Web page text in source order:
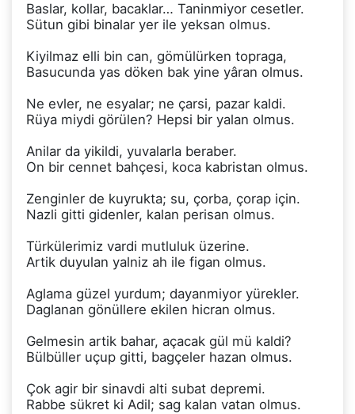
Baslar, kollar, bacaklar… Taninmiyor cesetler.
Sütun gibi binalar yer ile yeksan olmus.
Kiyilmaz elli bin can, gömülürken topraga,
Basucunda yas döken bak yine yâran olmus.
Ne evler, ne esyalar; ne çarsi, pazar kaldi.
Rüya miydi görülen? Hepsi bir yalan olmus.
Anilar da yikildi, yuvalarla beraber.
On bir cennet bahçesi, koca kabristan olmus.
Zenginler de kuyrukta; su, çorba, çorap için.
Nazli gitti gidenler, kalan perisan olmus.
Türkülerimiz vardi mutluluk üzerine.
Artik duyulan yalniz ah ile figan olmus.
Aglama güzel yurdum; dayanmiyor yürekler.
Daglanan gönüllere ekilen hicran olmus.
Gelmesin artik bahar, açacak gül mü kaldi?
Bülbüller uçup gitti, bagçeler hazan olmus.
Çok agir bir sinavdi alti subat depremi.
Rabbe sükret ki Adil; sag kalan vatan olmus.